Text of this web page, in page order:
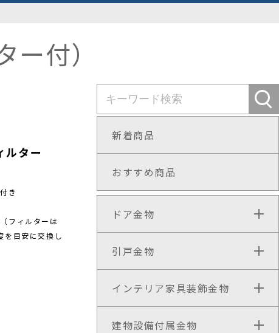
付）
ルター
き
フィルターは
を目安に交換し
新着商品
おすすめ商品
ドア金物
引戸金物
インテリア家具装飾金物
建物設備付属金物